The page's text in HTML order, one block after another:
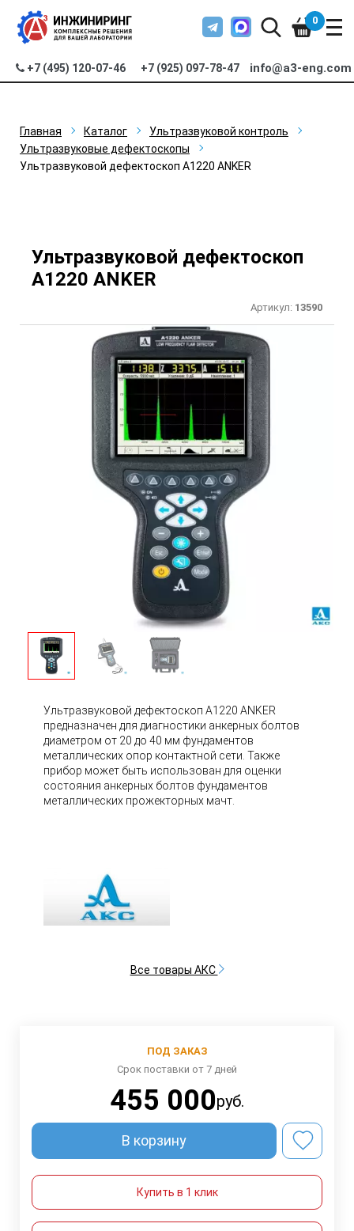
+7 (495) 120-07-46 +7 (925) 097-78-47 info@a3-eng.com
0
Главная Каталог
Ультразвуковой контроль
Ультразвуковые дефектоскопы
Ультразвуковой дефектоскоп А1220 ANKER
Ультразвуковой дефектоскоп
А1220 ANKER
Артикул: 13590
Ультразвуковой дефектоскоп А1220 ANKER
предназначен для диагностики анкерных болтов
диаметром от 20 до 40 мм фундаментов
металлических опор контактной сети. Также
прибор может быть использован для оценки
состояния анкерных болтов фундаментов
металлических прожекторных мачт.
Все товары АКС
ПОД ЗАКАЗ
Срок поставки от 7 дней
455 000руб.
В корзину
Купить в 1 клик